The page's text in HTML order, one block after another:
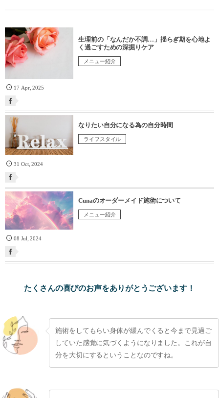
生理前の「なんだか不調…」揺らぎ期を心地よ
く過ごすための深掘りケア
メニュー紹介
17 Apr,2025
なりたい自分になる為の自分時間
ライフスタイル
31 Oct,2024
Cunaのオーダーメイド施術について
メニュー紹介
08 Jul ,2024
たくさんの喜びのお声をありがとうございます！
施術をしてもらい身体が緩んでくると今まで見過ご
していた感覚に気づくようになりました。これが自
分を大切にするということなのですね。